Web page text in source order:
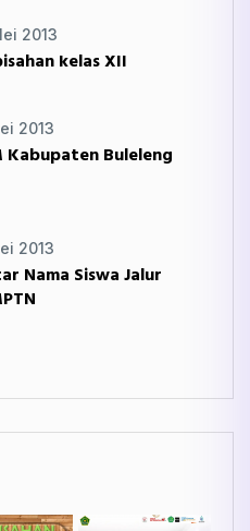
2013
kelas XII
2013
Kabupaten Buleleng
2013
Nama Siswa Jalur